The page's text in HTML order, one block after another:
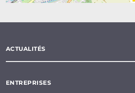
ACTUALITÉS
ENTREPRISES